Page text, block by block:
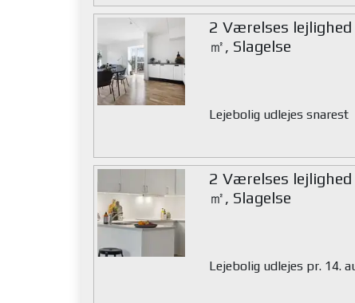
2 Værelses lejlighed
㎡, Slagelse
Lejebolig udlejes snarest
2 Værelses lejlighed
㎡, Slagelse
Lejebolig udlejes pr. 14.